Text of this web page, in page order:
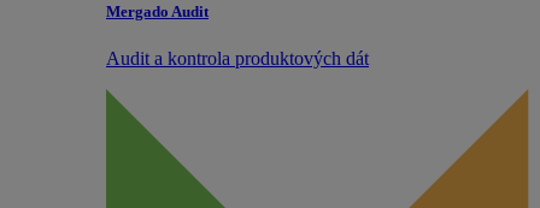
Mergado Audit
Audit a kontrola produktových dát